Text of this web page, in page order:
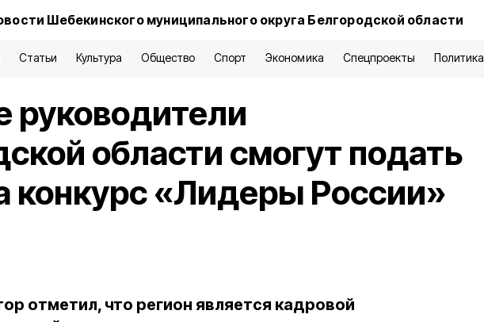
Шебекинского муниципального округа Белгородской области
Статьи Культура Общество Спорт Экономика Спецпроекты Политика
области смогут подать
конкурс «Лидеры России»
отметил, что регион является кадровой